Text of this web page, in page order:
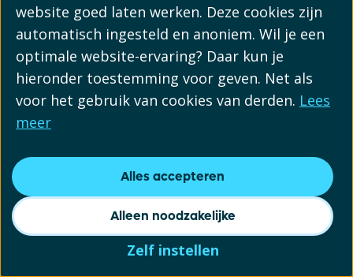
website goed laten werken. Deze cookies zijn
automatisch ingesteld en anoniem. Wil je een
optimale website-ervaring? Daar kun je
hieronder toestemming voor geven. Net als
voor het gebruik van cookies van derden. Lees
meer
Alles accepteren
Alleen noodzakelijke
Zelf instellen